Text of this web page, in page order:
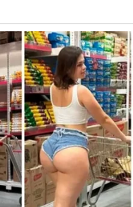
Ova pažljivost pomaže
osobnom životu, bilo u